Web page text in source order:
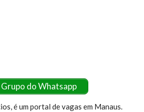
Grupo do Whatsapp
é um portal de vagas em Manaus.